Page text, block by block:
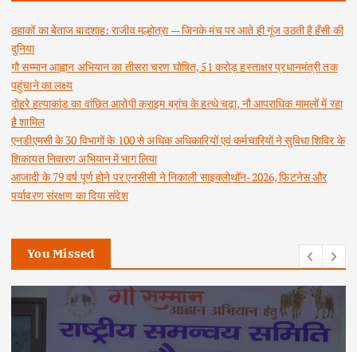
ठहाकों का बेताज बादशाह: राजीव मल्होत्रा — जिनके मंच पर आते ही गूंज उठती है हँसी की
दुनिया
गौ सम्मान आह्वान अभियान का तीसरा चरण घोषित, 51 करोड़ हस्ताक्षर प्रधानमंत्री तक
पहुंचाने का लक्ष्य
दोहरे हत्याकांड का वांछित आरोपी क्राइम ब्रांच के हत्थे चढ़ा, नौ आपराधिक मामलों में रहा
है शामिल
एनडीएमसी के 30 विभागों के 100 से अधिक अधिकारियों एवं कर्मचारियों ने सुविधा शिविर के
शिकायत निवारण अभियान में भाग लिया
आजादी के 79 वर्ष पूर्ण होने पर एनसीसी ने निकाली साइक्लोथॉन-2026, फिटनेस और
पर्यावरण संरक्षण का दिया संदेश
You Missed